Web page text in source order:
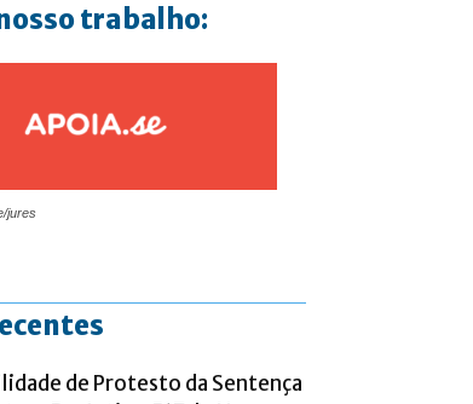
trabalho:
jures
de Protesto da Sentença